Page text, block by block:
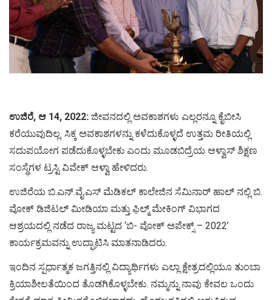
ಉಜಿರೆ, ಆ 14, 2022: ಜೀವನದಲ್ಲಿ ಅವಕಾಶಗಳು ಎಲ್ಲರನ್ನೂ ಕೈಬೀಸಿ
ಕರೆಯುವುದಿಲ್ಲ. ಸಿಕ್ಕ ಅವಕಾಶಗಳನ್ನು ಕಳೆದುಕೊಳ್ಳದೆ ಉತ್ತಮ ರೀತಿಯಲ್ಲಿ
ಸದುಪಯೋಗ ಪಡೆದುಕೊಳ್ಳಬೇಕು ಎಂದು ಮೂಡಬಿದ್ರೆಯ ಆಳ್ವಾಸ್ ಶಿಕ್ಷಣ
ಸಂಸ್ಥೆಗಳ ಟ್ರಸ್ಟಿ ವಿವೇಕ್ ಆಳ್ವಾ ಹೇಳಿದರು.
ಉಜಿರೆಯ ಬಿ.ಎನ್.ವೈ.ಎಸ್ ಮೆಡಿಕಲ್ ಕಾಲೇಜಿನ ಸೆಮಿನಾರ್ ಹಾಲ್ ನಲ್ಲಿ ಬಿ.
ವೋಕ್ ಡಿಜಿಟಲ್ ಮೀಡಿಯಾ ಮತ್ತು ಫಿಲ್ಮ್ ಮೇಕಿಂಗ್ ವಿಭಾಗದ
ಆಶ್ರಯದಲ್ಲಿ ನಡೆದ ರಾಜ್ಯ ಮಟ್ಟದ ‘ಬಿ- ವೋಕ್ ಅಪೇಕ್ಸ್ – 2022’
ಕಾರ್ಯಕ್ರಮವನ್ನು ಉದ್ಘಾಟಿಸಿ ಮಾತನಾಡಿದರು.
ಇಂದಿನ ಸ್ಪರ್ಧಾತ್ಮಕ ಜಗತ್ತಿನಲ್ಲಿ ವಿದ್ಯಾರ್ಥಿಗಳು ಎಲ್ಲಾ ಕ್ಷೇತ್ರದಲ್ಲಿಯೂ ತುಂಬಾ
ಕ್ರಿಯಾಶೀಲತೆಯಿಂದ ತೊಡಗಿಕೊಳ್ಳಬೇಕು. ನಮ್ಮನ್ನು ನಾವು ಕೇವಲ ಒಂದು